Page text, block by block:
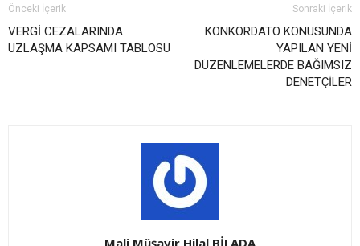
Önceki İçerik
VERGİ CEZALARINDA
UZLAŞMA KAPSAMI TABLOSU
Sonraki İçerik
KONKORDATO KONUSUNDA
YAPILAN YENİ
DÜZENLEMELERDE BAĞIMSIZ
DENETÇİLER